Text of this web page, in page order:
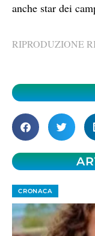
anche star dei
RIPRODUZIONE
CRONACA